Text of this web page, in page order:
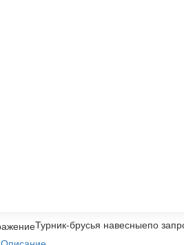
Турник-брусья навесныепо